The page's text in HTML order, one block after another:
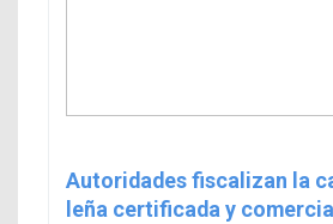
Autoridades fiscalizan la
leña certificada y